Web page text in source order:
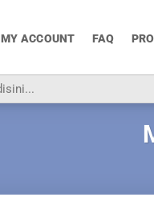
MY ACCOUNT FAQ